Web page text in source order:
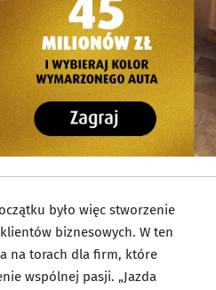
było więc stworzenie
biznesowych. W ten
na torach dla firm, które
wspólnej pasji. „Jazda